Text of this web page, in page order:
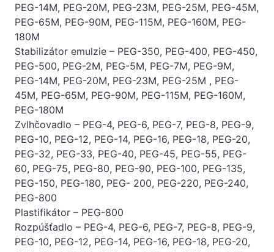
PEG-14M, PEG-20M, PEG-23M, PEG-25M, PEG-45M,
PEG-65M, PEG-90M, PEG-115M, PEG-160M, PEG-
180M
Stabilizátor emulzie – PEG-350, PEG-400, PEG-450,
PEG-500, PEG-2M, PEG-5M, PEG-7M, PEG-9M,
PEG-14M, PEG-20M, PEG-23M, PEG-25M , PEG-
45M, PEG-65M, PEG-90M, PEG-115M, PEG-160M,
PEG-180M
Zvlhčovadlo – PEG-4, PEG-6, PEG-7, PEG-8, PEG-9,
PEG-10, PEG-12, PEG-14, PEG-16, PEG-18, PEG-20,
PEG-32, PEG-33, PEG-40, PEG-45, PEG-55, PEG-
60, PEG-75, PEG-80, PEG-90, PEG-100, PEG-135,
PEG-150, PEG-180, PEG- 200, PEG-220, PEG-240,
PEG-800
Plastifikátor – PEG-800
Rozpúšťadlo – PEG-4, PEG-6, PEG-7, PEG-8, PEG-9,
PEG-10, PEG-12, PEG-14, PEG-16, PEG-18, PEG-20,